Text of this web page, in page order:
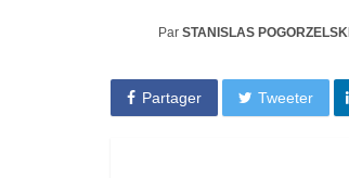
Par STANISLAS POGORZELSKI
Partager Tweeter